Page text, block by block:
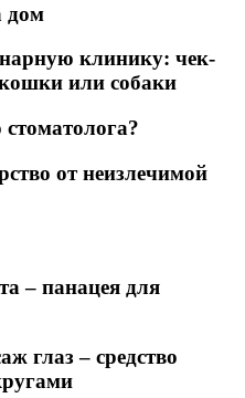
дом
клинику: чек-
или собаки
от неизлечимой
– панацея для
глаз – средство